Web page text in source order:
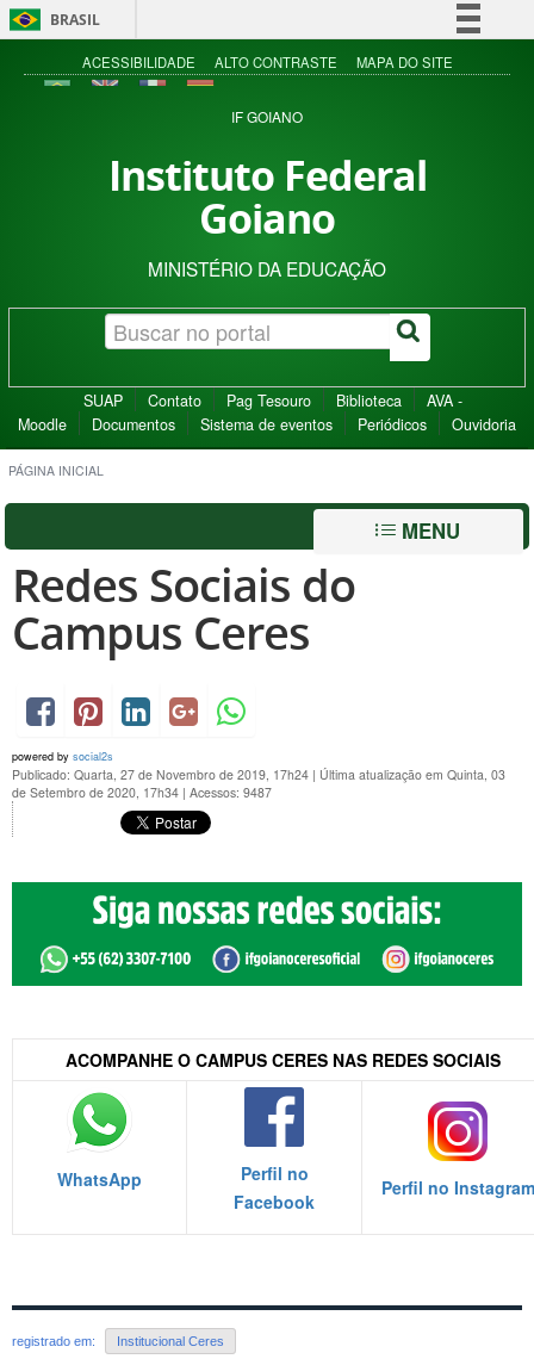
BRASIL
Simplifique!
Acesso à informação
ACESSIBILIDADE ALTO CONTRASTE MAPA DO SITE
IF GOIANO
Instituto Federal
Goiano
MINISTÉRIO DA EDUCAÇÃO
SUAP Contato Pag Tesouro Biblioteca
AVA -
Moodle
Documentos Sistema de eventos Periódicos Ouvidoria
PÁGINA INICIAL
MENU
Redes Sociais do
Campus Ceres
powered by social2s
Publicado: Quarta, 27 de Novembro de 2019, 17h24 | Última atualização em Quinta, 03
de Setembro de 2020, 17h34 | Acessos: 9487
ACOMPANHE O CAMPUS CERES NAS REDES SOCIAIS
WhatsApp
Perfil no
Facebook
Perfil no Instagram
registrado em: Institucional Ceres